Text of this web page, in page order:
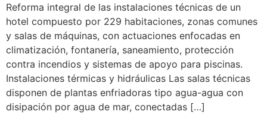
Reforma integral de las instalaciones técnicas de un
hotel compuesto por 229 habitaciones, zonas comunes
y salas de máquinas, con actuaciones enfocadas en
climatización, fontanería, saneamiento, protección
contra incendios y sistemas de apoyo para piscinas.
Instalaciones térmicas y hidráulicas Las salas técnicas
disponen de plantas enfriadoras tipo agua-agua con
disipación por agua de mar, conectadas […]